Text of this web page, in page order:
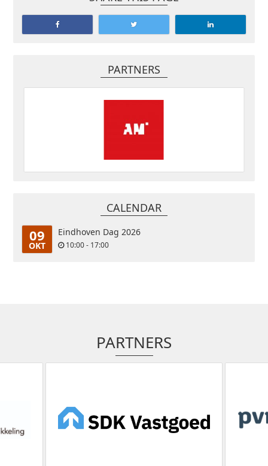
PARTNERS
CALENDAR
09
OKT
Eindhoven Dag 2026
10:00 - 17:00
PARTNERS